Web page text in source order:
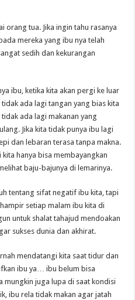
orang tua. Jika ingin tahu rasanya
mereka yang ibu nya telah
sedih dan kekurangan
ibu, ketika kita akan pergi ke luar
ada lagi tangan yang bias kita
ada lagi makanan yang
Jika kita tidak punya ibu lagi
dan lebaran terasa tanpa makna.
hanya bisa membayangkan
baju-bajunya di lemarinya.
tentang sifat negatif ibu kita, tapi
setiap malam ibu kita di
untuk shalat tahajud mendoakan
sukses dunia dan akhirat.
mendatangi kita saat tidur dan
ibu ya… ibu belum bisa
mungkin juga lupa di saat kondisi
ibu rela tidak makan agar jatah